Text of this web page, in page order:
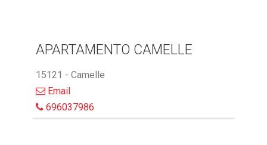
APARTAMENTO CAMELLE
15121 - Camelle
Email
696037986